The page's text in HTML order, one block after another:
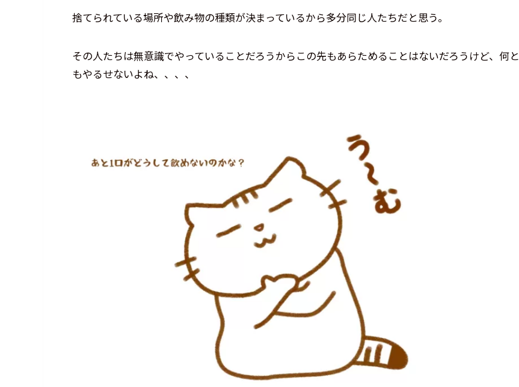
捨てられている場所や飲み物の種類が決まっているから多分同じ人たちだと思う。
その人たちは無意識でやっていることだろうからこの先もあらためることはないだろうけど、何と
もやるせないよね、、、、